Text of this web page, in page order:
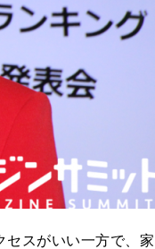
セスがいい一方で、家